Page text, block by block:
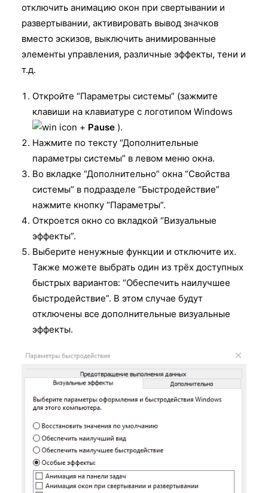
отключить анимацию окон при свертывании и
развертывании, активировать вывод значков
вместо эскизов, выключить анимированные
элементы управления, различные эффекты, тени и
т.д.
Откройте “Параметры системы” (зажмите
клавиши на клавиатуре с логотипом Windows
+ Pause ).
Нажмите по тексту “Дополнительные
параметры системы” в левом меню окна.
Во вкладке “Дополнительно” окна “Свойства
системы” в подразделе “Быстродействие”
нажмите кнопку “Параметры”.
Откроется окно со вкладкой “Визуальные
эффекты”.
Выберите ненужные функции и отключите их.
Также можете выбрать один из трёх доступных
быстрых вариантов: “Обеспечить наилучшее
быстродействие”. В этом случае будут
отключены все дополнительные визуальные
эффекты.